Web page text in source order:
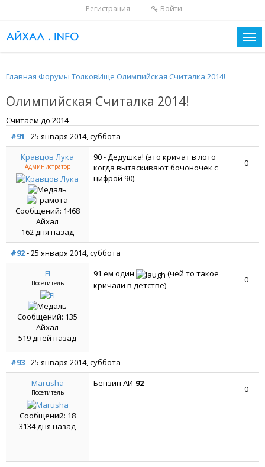
Регистрация Войти
Главная Форумы ТолковИще Олимпийская Считалка 2014!
Олимпийская Считалка 2014!
Считаем до 2014
#91 - 25 января 2014, суббота
Кравцов Лука
Администратор
Сообщений: 1468
Айхал
162 дня назад
0
90 - Дедушка! (это кричат в лото
когда вытаскивают бочоночек с
цифрой 90).
#92- 25 января 2014, суббота
FI
Посетитель
Сообщений: 135
Айхал
519 дней назад
0
91 ем один
(чей то такое
кричали в детстве)
#93- 25 января 2014, суббота
Marusha
Посетитель
Сообщений: 18
3134 дня назад
0
Бензин АИ-92